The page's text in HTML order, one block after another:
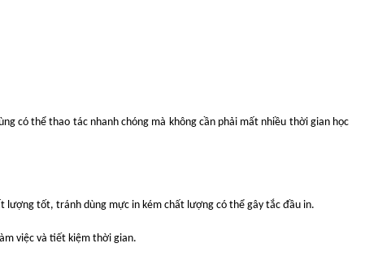
có thể thao tác nhanh chóng mà không cần phải mất nhiều thời gian học
lượng tốt, tránh dùng mực in kém chất lượng có thể gây tắc đầu in.
việc và tiết kiệm thời gian.